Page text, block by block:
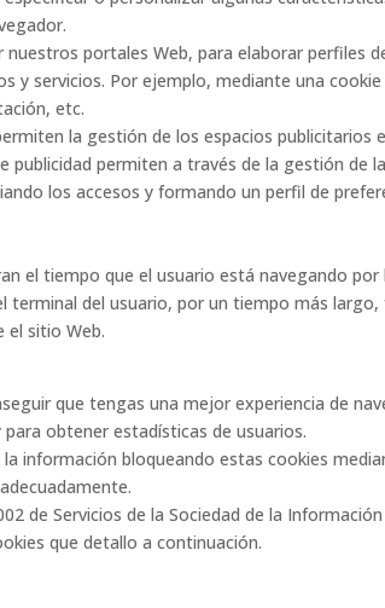
portales Web, para elaborar perfiles
servicios. Por ejemplo, mediante una
etc.
la gestión de los espacios
permiten a través de la gestión de
los accesos y formando un perfil de
el tiempo que el usuario está navegando
terminal del usuario, por un tiempo más
el sitio Web.
que tengas una mejor experiencia de
obtener estadísticas de usuarios.
información bloqueando estas cookies
de Servicios de la Sociedad de la
que detallo a continuación.